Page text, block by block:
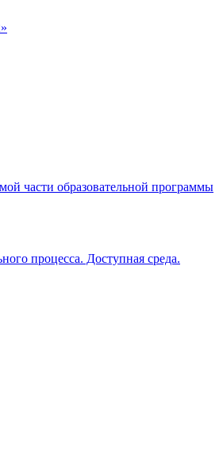
части образовательной программы
процесса. Доступная среда.